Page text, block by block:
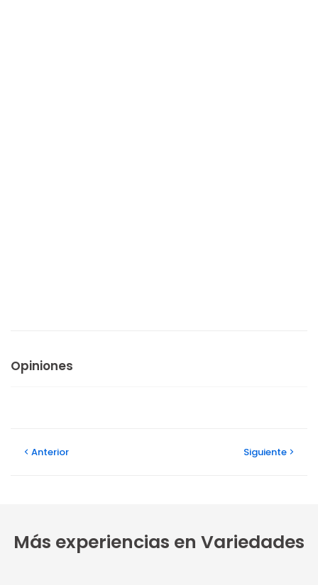
Opiniones
Anterior Siguiente
Más experiencias en Variedades